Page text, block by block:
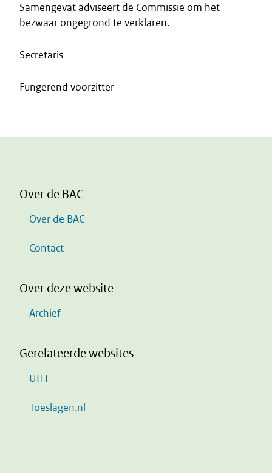
Samengevat adviseert de Commissie om het
bezwaar ongegrond te verklaren.
Secretaris
Fungerend voorzitter
Over de BAC
Over de BAC
Contact
Over deze website
Archief
Gerelateerde websites
UHT
Toeslagen.nl